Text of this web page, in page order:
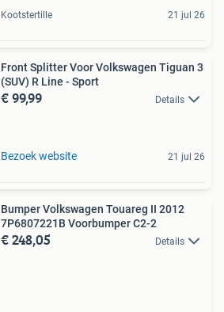
Kootstertille 21 jul 26
Front Splitter Voor Volkswagen Tiguan 3
(SUV) R Line - Sport
€ 99,99 Details
Bezoek website 21 jul 26
Bumper Volkswagen Touareg II 2012
7P6807221B Voorbumper C2-2
€ 248,05 Details